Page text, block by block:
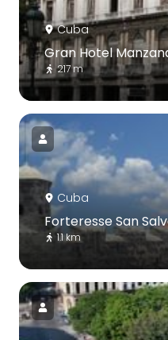
Cuba
Gran Hotel
217 m
Cuba
Forteresse San
1.1 km